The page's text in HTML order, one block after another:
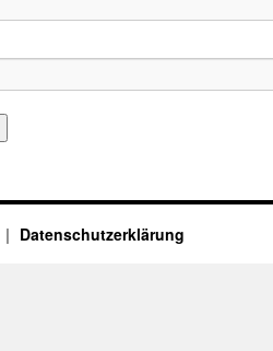
Datenschutzerklärung